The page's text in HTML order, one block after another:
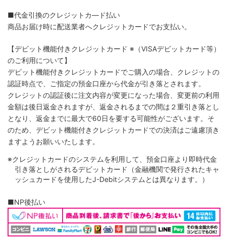
■代金引換のクレジットカ―ド払い
商品お届け時に配送業者へクレジットカードでお支払い。
【デビット機能付きクレジットカード ※（VISAデビットカード等）
のご利用について】
デビット機能付きクレジットカードでご購入の場合、クレジットの
認証時点で、ご指定の預金口座から代金が引き落とされます。
クレジットの認証後に注文内容が変更になった場合、変更前の利用
金額は後日返金されますが、返金されるまでの間は２重引き落とし
となり、返金までに最大で60日を要する可能性がございます。そ
のため、デビット機能付きクレジットカードでの決済はご遠慮頂き
ますようお願いいたします。
※クレジットカードのシステムを利用して、預金口座より即時代金
引き落としがされるデビットカード（金融機関で発行されたキャ
ッシュカードを使用したJ-Debitシステムとは異なります。）
■NP後払い